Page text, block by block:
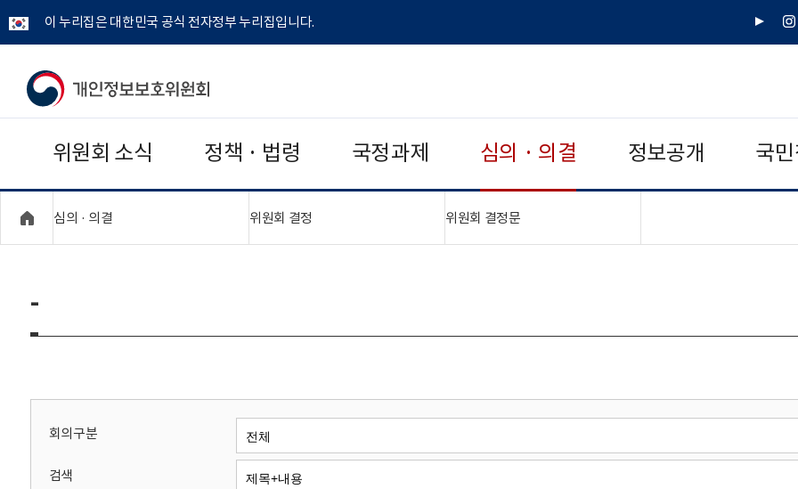
이 누리집은 대한민국 공식 전자정부 누리집입니다.
유
인
개
보
보
위
회
위원회 소식 정책 · 법령 국정과제 심의 · 의결 정보공개 국
심의 · 의결 위원회 결정 위원회 결정문"접기,펼치기"
-
회의구분
검색